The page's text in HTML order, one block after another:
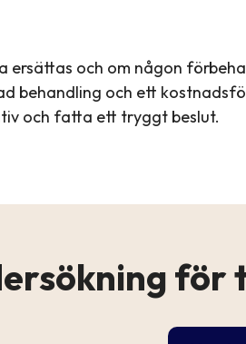
ersättas och om någon
behandling och ett
och fatta ett tryggt beslut.